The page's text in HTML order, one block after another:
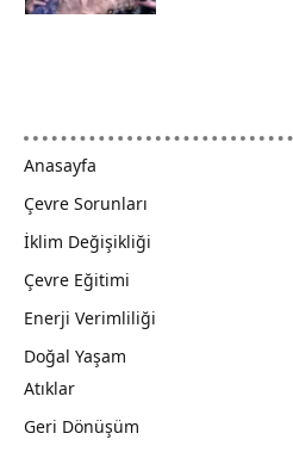
Anasayfa
Çevre Sorunları
İklim Değişikliği
Çevre Eğitimi
Enerji Verimliliği
Doğal Yaşam
Atıklar
Geri Dönüşüm